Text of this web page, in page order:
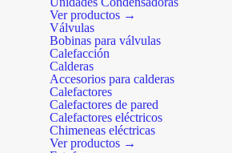
Ver productos →
Válvulas
Bobinas para válvulas
Calefacción
Calderas
Accesorios para calderas
Calefactores
Calefactores de pared
Calefactores eléctricos
Chimeneas eléctricas
Ver productos →